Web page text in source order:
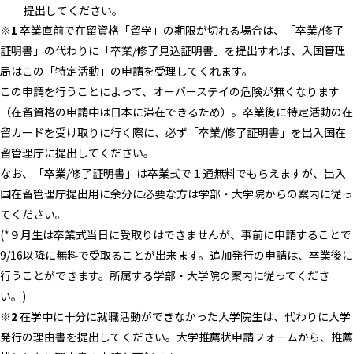
提出してください。
※1 卒業直前で在留資格「留学」の期限が切れる場合は、「卒業/修了
証明書」の代わりに「卒業/修了見込証明書」を提出すれば、入国管理
局はこの「特定活動」の申請を受理してくれます。
この申請を行うことによって、オーバーステイの危険が無くなります
（在留資格の申請中は日本に滞在できるため）。卒業後に特定活動の在
留カードを受け取りに行く際に、必ず「卒業/修了証明書」を出入国在
留管理庁に提出してください。
なお、「卒業/修了証明書」は卒業式で１通無料でもらえますが、出入
国在留管理庁提出用に余分に必要な方は学部・大学院からの案内に従っ
てください。
(*９月生は卒業式当日に受取りはできませんが、事前に申請することで
9/16以降に無料で受取ることが出来ます。追加発行の申請は、卒業後に
行うことができます。所属する学部・大学院の案内に従ってくださ
い。)
※2在学中に十分に就職活動ができなかった大学院生は、代わりに大学
発行の理由書を提出してください。大学推薦状申請フォームから、推薦